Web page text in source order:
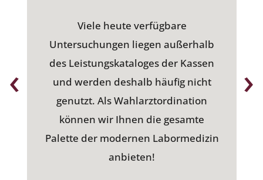
Viele heute verfügbare
Untersuchungen liegen außerhalb
des Leistungskataloges der Kassen
und werden deshalb häufig nicht
genutzt. Als Wahlarztordination
können wir Ihnen die gesamte
Palette der modernen Labormedizin
anbieten!
‹ ›